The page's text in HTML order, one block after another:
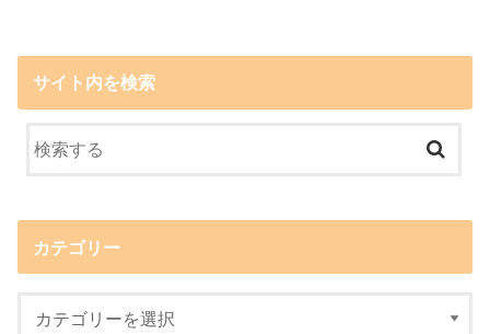
サイト内を検索
カテゴリー